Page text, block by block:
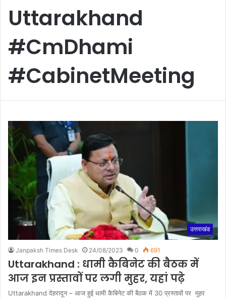
Uttarakhand
#CmDhami
#CabinetMeeting
उत्तराखंड
Janpaksh Times Desk 24/08/2023 0 691
Uttarakhand : धामी कैबिनेट की बैठक में
आज इन प्रस्तावों पर लगी मुहर, यहां पढ़े
Uttarakhand देहरादून – आज हुई धामी कैबिनेट की बैठक में 30 प्रस्तावों पर मुहर